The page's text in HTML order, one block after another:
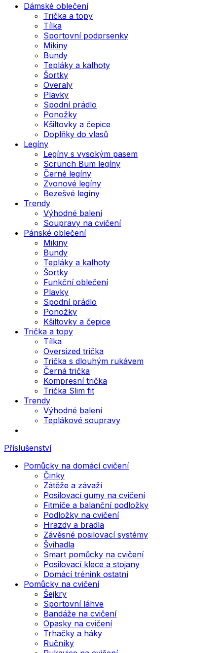
Dámské oblečení
Trička a topy
Tílka
Sportovní podprsenky
Mikiny
Bundy
Tepláky a kalhoty
Šortky
Overaly
Plavky
Spodní prádlo
Ponožky
Kšiltovky a čepice
Doplňky do vlasů
Legíny
Legíny s vysokým pasem
Scrunch Bum legíny
Černé legíny
Zvonové legíny
Bezešvé legíny
Trendy
Výhodné balení
Soupravy na cvičení
Pánské oblečení
Mikiny
Bundy
Tepláky a kalhoty
Šortky
Funkční oblečení
Plavky
Spodní prádlo
Ponožky
Kšiltovky a čepice
Trička a topy
Tílka
Oversized trička
Trička s dlouhým rukávem
Černá trička
Kompresní trička
Trička Slim fit
Trendy
Výhodné balení
Teplákové soupravy
Příslušenství
Pomůcky na domácí cvičení
Činky
Zátěže a závaží
Posilovací gumy na cvičení
Fitmíče a balanční podložky
Podložky na cvičení
Hrazdy a bradla
Závěsné posilovací systémy
Švihadla
Smart pomůcky na cvičení
Posilovací klece a stojany
Domácí trénink ostatní
Pomůcky na cvičení
Šejkry
Sportovní láhve
Bandáže na cvičení
Opasky na cvičení
Trhačky a háky
Ručníky